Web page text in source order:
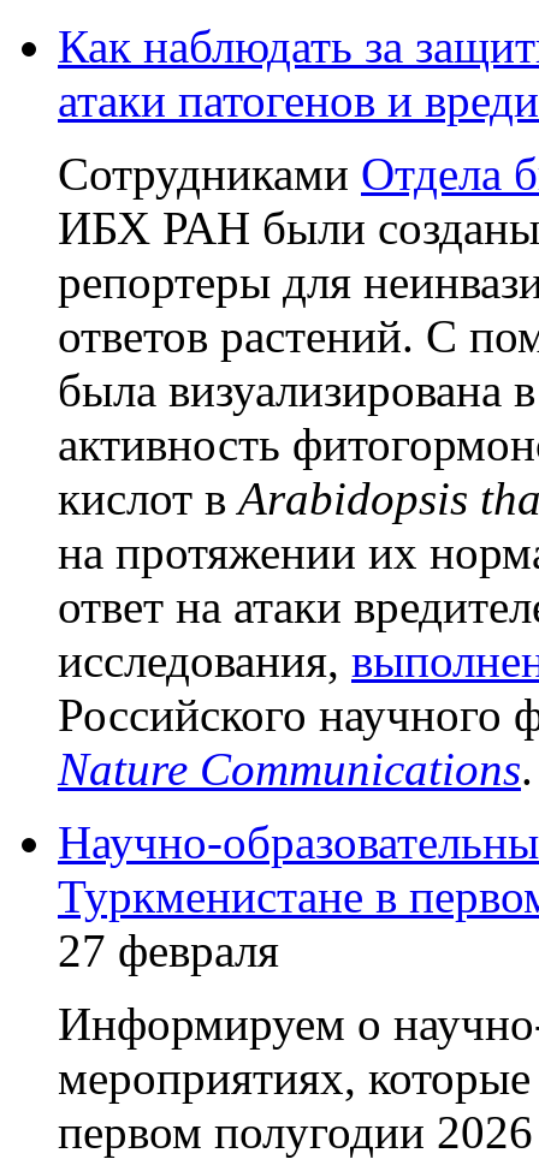
Как наблюдать за
атаки патогенов и
Сотрудниками Отдела
ИБХ РАН были
репортеры для
ответов растений. С
была визуализирована
активность
кислот вArabidopsis
на протяжении их
ответ на атаки
исследования,
Российского
Nature Communications.
Научно-
Туркменистане в
27 февраля
Информируем о
мероприятиях,
первом полугодии